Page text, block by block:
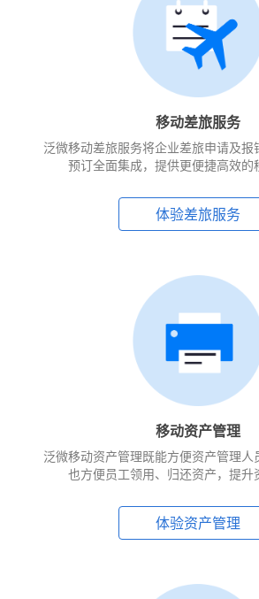
移动差旅服务
泛微移动差旅服务将企业差旅申请及报
预订全面集成，提供更便捷高效的
体验差旅服务
移动资产管理
泛微移动资产管理既能方便资产管理人
也方便员工领用、归还资产，提升
体验资产管理